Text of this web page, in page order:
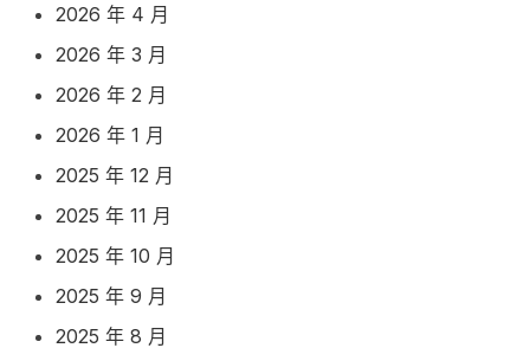
2026 年 4 月
2026 年 3 月
2026 年 2 月
2026 年 1 月
2025 年 12 月
2025 年 11 月
2025 年 10 月
2025 年 9 月
2025 年 8 月